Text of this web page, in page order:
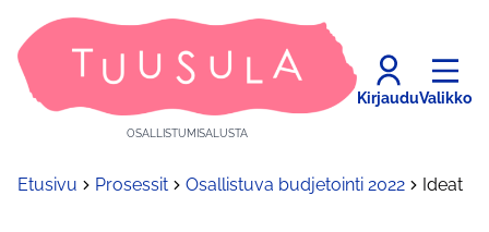
OSALLISTUMISALUSTA
KirjauduValikko
Etusivu Prosessit Osallistuva budjetointi 2022 Ideat